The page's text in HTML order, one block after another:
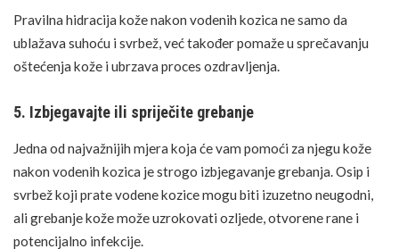
Pravilna hidracija kože nakon vodenih kozica ne samo da
ublažava suhoću i svrbež, već također pomaže u sprečavanju
oštećenja kože i ubrzava proces ozdravljenja.
5. Izbjegavajte ili spriječite grebanje
Jedna od najvažnijih mjera koja će vam pomoći za njegu kože
nakon vodenih kozica je strogo izbjegavanje grebanja. Osip i
svrbež koji prate vodene kozice mogu biti izuzetno neugodni,
ali grebanje kože može uzrokovati ozljede, otvorenerane i
potencijalno infekcije.